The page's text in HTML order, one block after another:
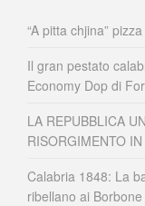
“A pitta chjina”
Il gran pestato
Economy Dop di
LA REPUBBLICA
RISORGIMENTO
Calabria 1848: La
ribellano ai Borbone